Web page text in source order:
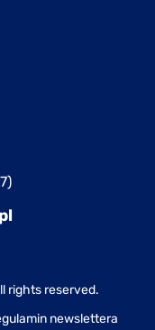
rights reserved.
newslettera